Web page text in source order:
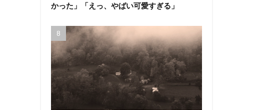
かった」「えっ、やばい可愛すぎる」